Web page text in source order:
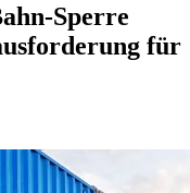
Sperre
für